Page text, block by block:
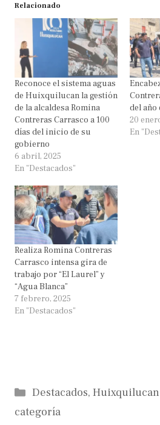
Relacionado
Reconoce el sistema aguas
de Huixquilucan la gestión
de la alcaldesa Romina
Contreras Carrasco a 100
días del inicio de su
gobierno
6 abril, 2025
En "Destacados"
del
20
En
Realiza Romina Contreras
Carrasco intensa gira de
trabajo por “El Laurel” y
“Agua Blanca”
7 febrero, 2025
En "Destacados"
Categorías
Destacados,
categoría